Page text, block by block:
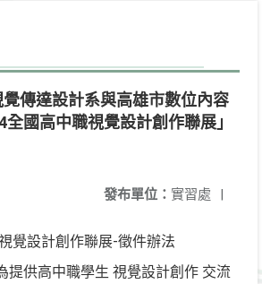
傳達設計系與高雄市數位內容
國高中職視覺設計創作聯展」
發布單位： 實習處 |
覺設計創作聯展-徵件辦法
提供高中職學生 視覺設計創作 交流